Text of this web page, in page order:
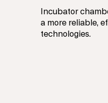
Incubator
a more reliable,
technologies.